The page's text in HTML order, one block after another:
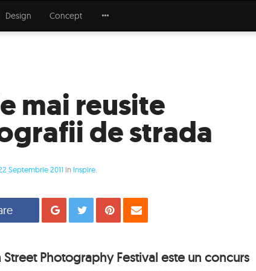
Design Concept
mai reusite
de strada
Septembrie 2011 in Inspire
Distribuie
Tweet Pin
Photography Festival este un concurs